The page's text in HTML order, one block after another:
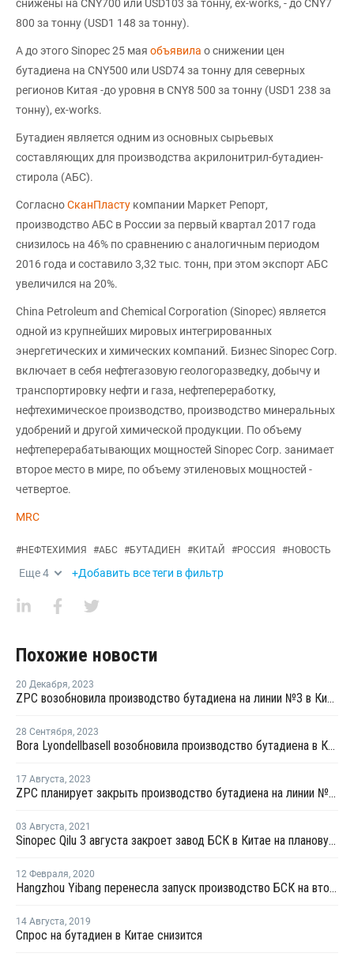
снижены на CNY700 или USD103 за тонну, ex-works, - до CNY7
800 за тонну (USD1 148 за тонну).
А до этого Sinopec 25 мая объявила о снижении цен
бутадиена на CNY500 или USD74 за тонну для северных
регионов Китая -до уровня в CNY8 500 за тонну (USD1 238 за
тонну), ex-works.
Бутадиен является одним из основных сырьевых
составляющих для производства акрилонитрил-бутадиен-
стирола (АБС).
СогласноСканПласту компании Маркет Репорт,
производство АБС в России за первый квартал 2017 года
снизилось на 46% по сравнению с аналогичным периодом
2016 года и составило 3,32 тыс. тонн, при этом экспорт АБС
увеличился на 20%.
China Petroleum and Chemical Corporation (Sinopec) является
одной из крупнейших мировых интегрированных
энергетических и химических компаний. Бизнес Sinopec Corp.
включает в себя нефтегазовую геологоразведку, добычу и
транспортировку нефти и газа, нефтепереработку,
нефтехимическое производство, производство минеральных
удобрений и другой химической продукции. По объему
нефтеперерабатывающих мощностей Sinopec Corp. занимает
второе место в мире, по объему этиленовых мощностей -
четвертое.
MRC
#НЕФТЕХИМИЯ #АБС #БУТАДИЕН #КИТАЙ #РОССИЯ #НОВОСТЬ
Еще4 +Добавить все теги в фильтр
Похожие новости
20 Декабря, 2023
ZPC возобновила производство бутадиена на линии №3 в Китае
28 Сентября, 2023
Bora Lyondellbasell возобновила производство бутадиена в Китае после ремонта
17 Августа, 2023
ZPC планирует закрыть производство бутадиена на линии №3 в Китае
03 Августа, 2021
Sinopec Qilu 3 августа закроет завод БСК в Китае на плановую профилактику
12 Февраля, 2020
Hangzhou Yibang перенесла запуск производство БСК на второй квартал
14 Августа, 2019
Спрос на бутадиен в Китае снизится